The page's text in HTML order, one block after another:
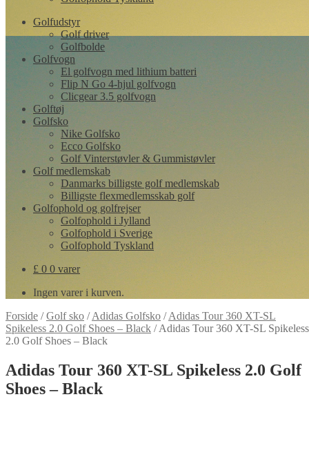
Golfudstyr
Golf driver
Golfbolde
Golfvogn
El golfvogn med lithium batteri
Flip N Go 4-hjul golfvogn
Clicgear 3.5 golfvogn
Golftøj
Golfsko
Nike Golfsko
Ecco Golfsko
Golf Vinterstøvler & Gummistøvler
Golf medlemskab
Danmarks billigste golf medlemskab
Billigste flexmedlemsskab golf
Golfophold og golfrejser
Golfophold i Jylland
Golfophold i Sverige
Golfophold Tyskland
£ 0 0 varer
Ingen varer i kurven.
Forside /Golf sko /Adidas Golfsko /Adidas Tour 360 XT-SL
Spikeless 2.0 Golf Shoes – Black /Adidas Tour 360 XT-SL Spikeless
2.0 Golf Shoes – Black
Adidas Tour 360 XT-SL Spikeless 2.0 Golf
Shoes – Black